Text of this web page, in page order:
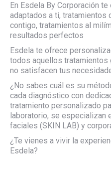
En Esdela By Corporación
adaptados a ti, tratamientos
contigo, tratamientos al
resultados perfectos
Esdela te ofrece
todos aquellos
no satisfacen tus
¿No sabes cuál es su
cada diagnóstico con
tratamiento personalizado
laboratorio, se especializan
faciales (SKIN LAB) y
¿Te vienes a vivir la
Esdela?